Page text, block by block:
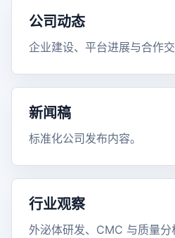
公司动态
企业建设、平台进展与合作交
新闻稿
标准化公司发布内容。
行业观察
外泌体研发、CMC 与质量分